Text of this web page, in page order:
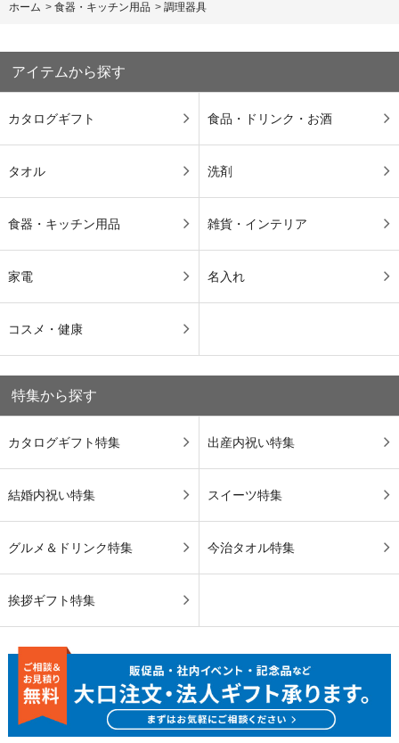
ホーム > 食器・キッチン用品 > 調理器具
アイテムから探す
カタログギフト 食品・ドリンク・お酒
タオル 洗剤
食器・キッチン用品 雑貨・インテリア
家電 名入れ
コスメ・健康
特集から探す
カタログギフト特集 出産内祝い特集
結婚内祝い特集 スイーツ特集
グルメ＆ドリンク特集 今治タオル特集
挨拶ギフト特集